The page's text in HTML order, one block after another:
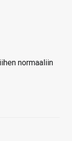
normaaliin